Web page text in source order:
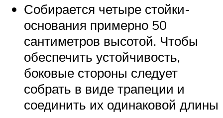
Собирается четыре стойки-
основания примерно 50
сантиметров высотой. Чтобы
обеспечить устойчивость,
боковые стороны следует
собрать в виде трапеции и
соединить их одинаковой длины